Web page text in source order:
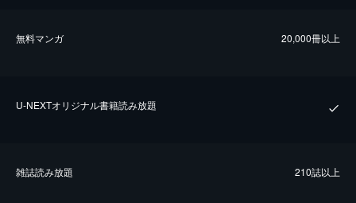
無料マンガ 20,000冊以上
U-NEXTオリジナル書籍読み放題
雑誌読み放題 210誌以上